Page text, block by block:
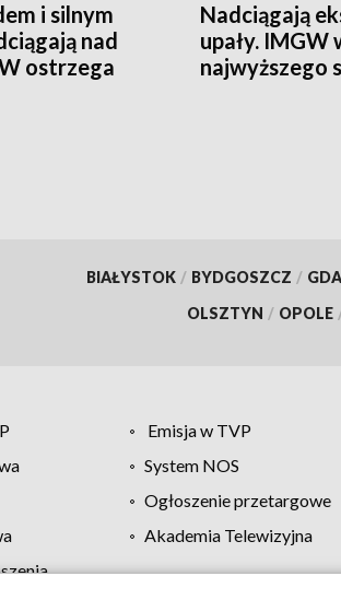
i silnym
nad
ostrzega
Nadciągają
upały. IMGW
najwyższego
BIAŁYSTOK / BYDGOSZCZ /
OLSZTYN / OPOLE
Emisja w TVP
System NOS
Ogłoszenie przetargowe
Akademia Telewizyjna